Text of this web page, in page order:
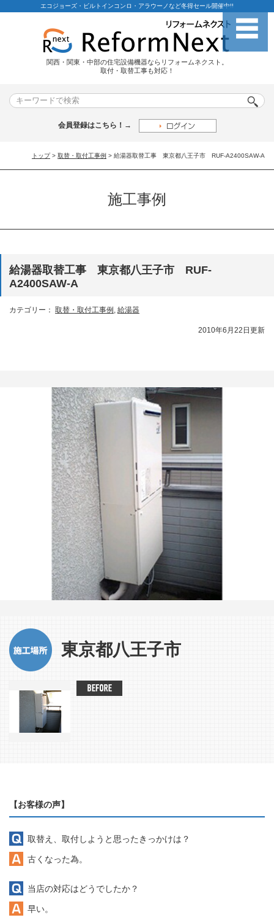
エコジョーズ・ビルトインコンロ・アラウーノなど冬得セール開催中!!
関西・関東・中部の住宅設備機器ならリフォームネクスト。
取付・取替工事も対応！
会員登録はこちら！→
トップ > 取替・取付工事例 > 給湯器取替工事 東京都八王子市 RUF-A2400SAW-A
施工事例
給湯器取替工事 東京都八王子市 RUF-
A2400SAW-A
カテゴリー： 取替・取付工事例 , 給湯器
2010年6月22日更新
東京都八王子市
【お客様の声】
取替え、取付しようと思ったきっかけは？
古くなった為。
当店の対応はどうでしたか？
早い。